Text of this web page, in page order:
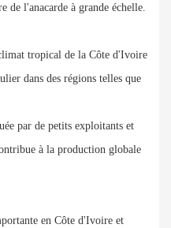
de l'anacarde à grande échelle.
tropical de la Côte d'Ivoire
dans des régions telles que
par de petits exploitants et
à la production globale
en Côte d'Ivoire et